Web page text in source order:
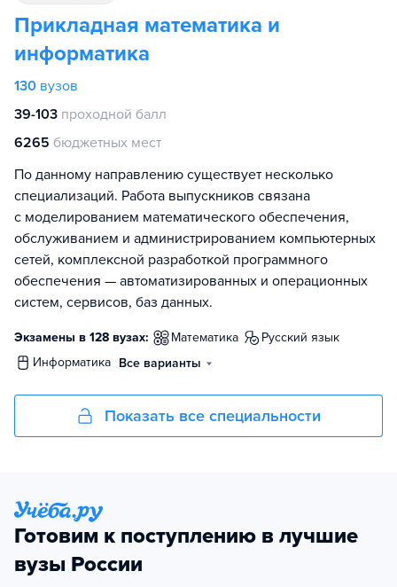
Прикладная математика и
информатика
130 вузов
39-103 проходной балл
6265 бюджетных мест
По данному направлению существует несколько
специализаций. Работа выпускников связана
с моделированием математического обеспечения,
обслуживанием и администрированием компьютерных
сетей, комплексной разработкой программного
обеспечения — автоматизированных и операционных
систем, сервисов, баз данных.
Экзамены в 128 вузах: математика
русский язык
информатика Все варианты
Показать все специальности
Готовим к поступлению в лучшие
вузы России